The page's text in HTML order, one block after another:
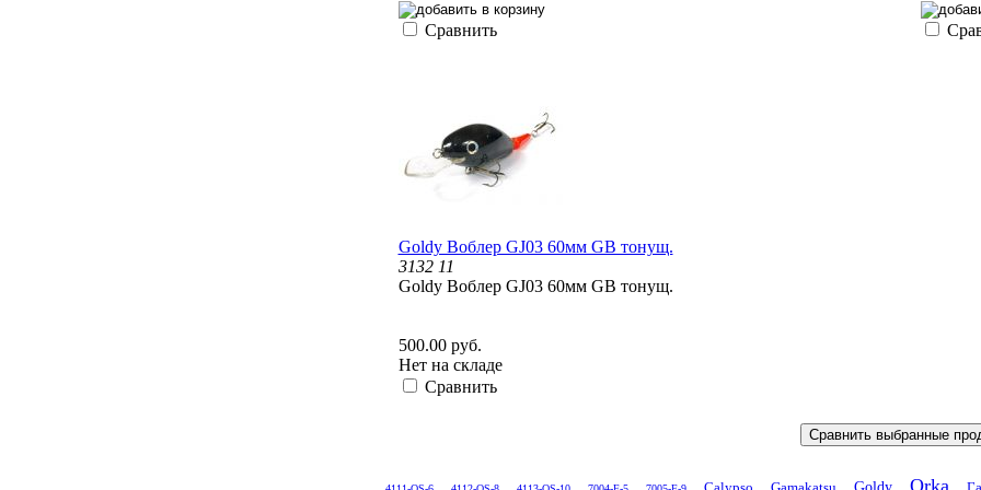
Сравнить
Goldy Воблер GJ03 60мм GB тонущ.
3132 11
Goldy Воблер GJ03 60мм GB тонущ.
500.00 руб.
Нет на складе
Сравнить
Orka